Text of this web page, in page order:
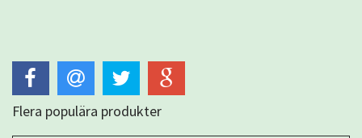
Flera populära produkter